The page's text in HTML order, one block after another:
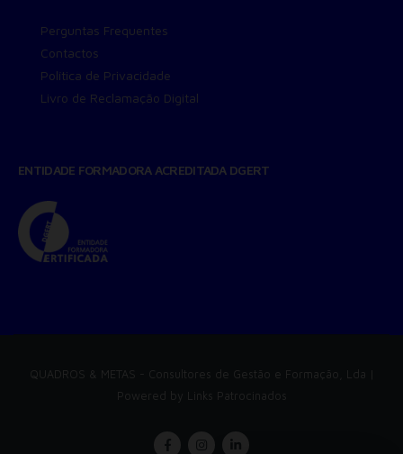
Perguntas Frequentes
Contactos
Política de Privacidade
Livro de Reclamação Digital
ENTIDADE FORMADORA ACREDITADA DGERT
QUADROS & METAS - Consultores de Gestão e Formação, Lda |
Powered by Links Patrocinados